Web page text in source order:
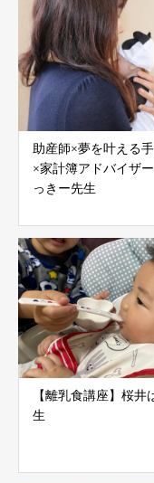
助産師×夢を叶える
×家計簿アドバイザ
っきー先生
【離乳食講座】桜井
生